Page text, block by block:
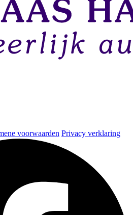
voorwaarden Privacy verklaring